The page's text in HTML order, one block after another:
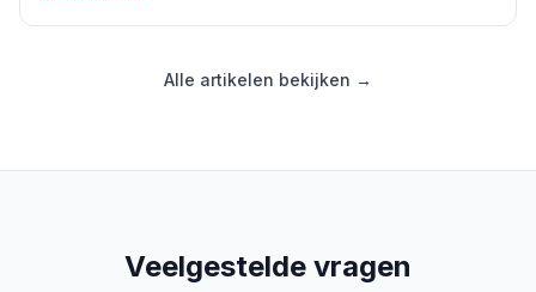
Alle artikelen bekijken →
Veelgestelde vragen